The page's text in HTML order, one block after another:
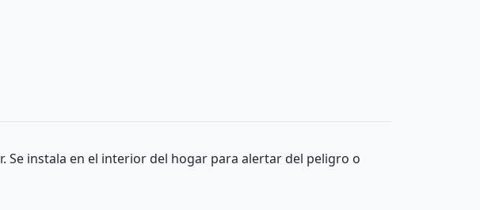
instala en el interior del hogar para alertar del peligro o